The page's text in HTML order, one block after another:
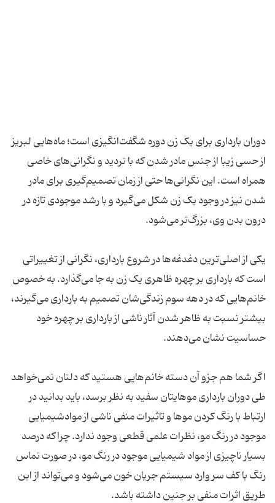
دوران بارداری برای یک زن دوره شگفت‌انگیزی است؛ ماه‌هایی لبریز
از حسی زیبا از جنس مادر شدن که با تردید و نگرانی‌های خاصی
همراه است. این نگرانی‌ها حتی از زمان تصمیم‌گیری برای مادر
شدن نیز در وجود یک زن شکل می‌گیرد و با رشد موجودی تازه در
یکی از اصلی‌ترین دغدغه‌ها در شروع بارداری، نگرانی از تغییراتی
است که بارداری بر چهره ظاهری یک زن به جا می‌گذارد. به خصوص
خانم‌هایی که در دهه سوم زندگی‌شان تصمیم به بارداری می‌گیرند،
بیشتر نسبت به ظاهر شدن آثار ناشی از بارداری بر چهره خود
اگر شما هم جزو آن دسته خانم‌هایی هستید که دلتان نمی‌خواهد
طی دوران بارداری موهایتان سفید به نظر برسد، باید بدانید در
ارتباط با رنگ کردن موها و تاثیرات منفی ناشی از موادشیمیایی
موجود در رنگ مو، نظرات علمی قطعی وجود ندارد. چراکه درصد
بسیار ناچیزی از مواد شیمیایی موجود در رنگ مو، در صورت تماس
رنگ با کف سر وارد سیستم جریان خون می‌شود و می‌تواند از این